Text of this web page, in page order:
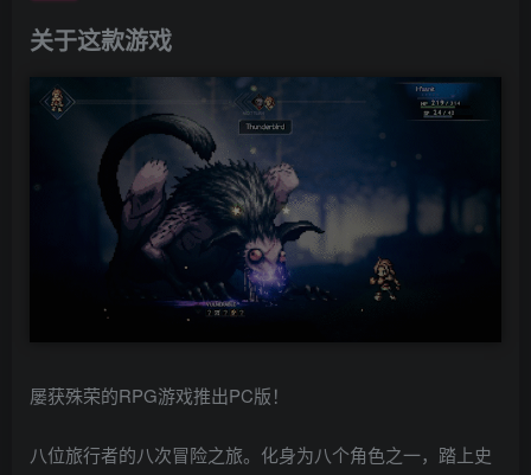
关于这款游戏
屡获殊荣的RPG游戏推出PC版！
八位旅行者的八次冒险之旅。化身为八个角色之一，踏上史